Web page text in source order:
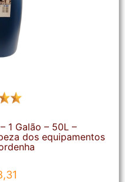
1 Galão – 50L –
dos equipamentos